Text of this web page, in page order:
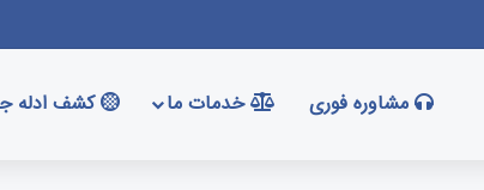
مشاوره فوری خدمات ما کشف ادله